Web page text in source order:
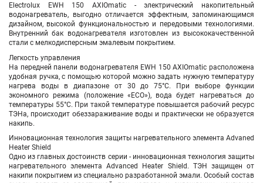
Electrolux EWH 150 AXIOmatic - электрический накопительный
водонагреватель, выгодно отличается эффектным, запоминающимся
дизайном, высокой функциональностью и передовыми технологиями.
Внутренний бак водонагревателя изготовлен из высококачественной
стали с мелкодисперсным эмалевым покрытием.
Легкость управления
На передней панели водонагревателя EWH 150 AXIOmatic расположена
удобная ручка, с помощью которой можно задать нужную температуру
нагрева воды в диапазоне от 30 до 75°С. При выборе функции
экономного режима (положение «ЕCO»), вода будет нагреваться до
температуры 55°С. При такой температуре повышается рабочий ресурс
ТЭНа, происходит обеззараживание воды и практически не образуется
накипь.
Инновационная технология защиты нагревательного элемента Advaned
Heater Shield
Одно из главных достоинств серии - инновационная технология защиты
нагревательного элемента Advanced Heater Shield. ТЭН защищен от
накипи покрытием из специально разработанной эмали. Особый состав